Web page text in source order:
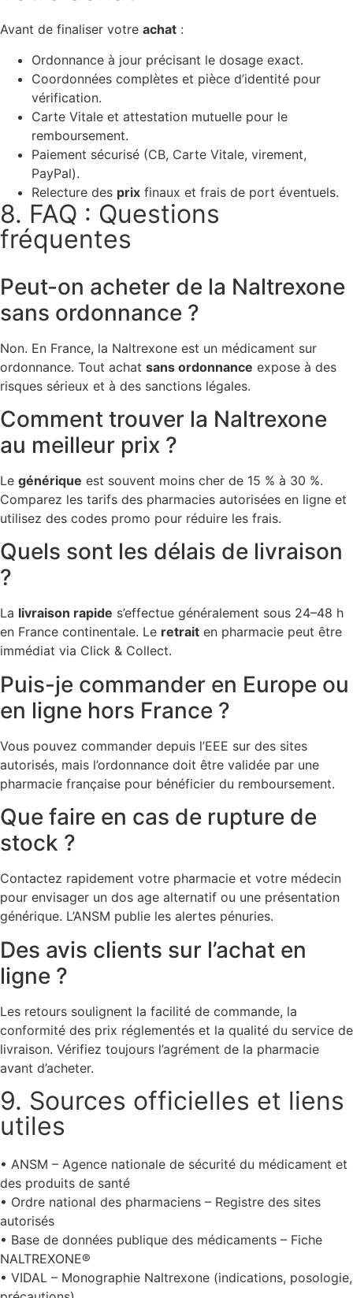
Avant de finaliser votre achat :
Ordonnance à jour précisant le dosage exact.
Coordonnées complètes et pièce d’identité pour
vérification.
Carte Vitale et attestation mutuelle pour le
remboursement.
Paiement sécurisé (CB, Carte Vitale, virement,
PayPal).
Relecture des prix finaux et frais de port éventuels.
8. FAQ : Questions
fréquentes
Peut-on acheter de la Naltrexone
sans ordonnance ?
Non. En France, la Naltrexone est un médicament sur
ordonnance. Tout achat sans ordonnance expose à des
risques sérieux et à des sanctions légales.
Comment trouver la Naltrexone
au meilleur prix ?
Le générique est souvent moins cher de 15 % à 30 %.
Comparez les tarifs des pharmacies autorisées en ligne et
utilisez des codes promo pour réduire les frais.
Quels sont les délais de livraison
?
La livraison rapide s’effectue généralement sous 24–48 h
en France continentale. Le retrait en pharmacie peut être
immédiat via Click & Collect.
Puis-je commander en Europe ou
en ligne hors France ?
Vous pouvez commander depuis l’EEE sur des sites
autorisés, mais l’ordonnance doit être validée par une
pharmacie française pour bénéficier du remboursement.
Que faire en cas de rupture de
stock ?
Contactez rapidement votre pharmacie et votre médecin
pour envisager un dos age alternatif ou une présentation
générique. L’ANSM publie les alertes pénuries.
Des avis clients sur l’achat en
ligne ?
Les retours soulignent la facilité de commande, la
conformité des prix réglementés et la qualité du service de
livraison. Vérifiez toujours l’agrément de la pharmacie
avant d’acheter.
9. Sources officielles et liens
utiles
• ANSM – Agence nationale de sécurité du médicament et
des produits de santé
• Ordre national des pharmaciens – Registre des sites
autorisés
• Base de données publique des médicaments – Fiche
NALTREXONE®
• VIDAL – Monographie Naltrexone (indications, posologie,